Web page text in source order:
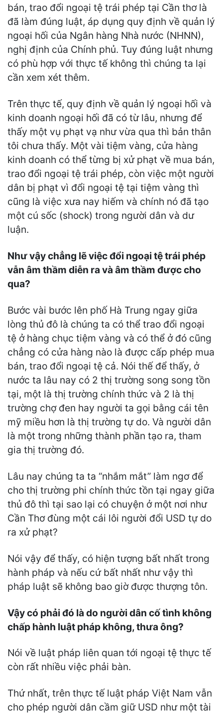
bán, trao đổi ngoại tệ trái phép tại Cần thơ là
đã làm đúng luật, áp dụng quy định về quản lý
ngoại hối của Ngân hàng Nhà nước (NHNN),
nghị định của Chính phủ. Tuy đúng luật nhưng
có phù hợp với thực tế không thì chúng ta lại
cần xem xét thêm.
Trên thực tế, quy định về quản lý ngoại hối và
kinh doanh ngoại hối đã có từ lâu, nhưng để
thấy một vụ phạt vạ như vừa qua thì bản thân
tôi chưa thấy. Một vài tiệm vàng, cửa hàng
kinh doanh có thể từng bị xử phạt về mua bán,
trao đổi ngoại tệ trái phép, còn việc một người
dân bị phạt vì đổi ngoại tệ tại tiệm vàng thì
cũng là việc xưa nay hiếm và chính nó đã tạo
một cú sốc (shock) trong người dân và dư
luận.
Như vậy chẳng lẽ việc đổi ngoại tệ trái phép
vẫn âm thầm diễn ra và âm thầm được cho
qua?
Bước vài bước lên phố Hà Trung ngay giữa
lòng thủ đô là chúng ta có thể trao đổi ngoại
tệ ở hàng chục tiệm vàng và có thể ở đó cũng
chẳng có cửa hàng nào là được cấp phép mua
bán, trao đổi ngoại tệ cả. Nói thế để thấy, ở
nước ta lâu nay có 2 thị trường song song tồn
tại, một là thị trường chính thức và 2 là thị
trường chợ đen hay người ta gọi bằng cái tên
mỹ miều hơn là thị trường tự do. Và người dân
là một trong những thành phần tạo ra, tham
gia thị trường đó.
Lâu nay chúng ta ta “nhắm mắt” làm ngơ để
cho thị trường phi chính thức tồn tại ngay giữa
thủ đô thì tại sao lại có chuyện ở một nơi như
Cần Thơ đùng một cái lôi người đổi USD tự do
ra xử phạt?
Nói vậy để thấy, có hiện tượng bất nhất trong
hành pháp và nếu cứ bất nhất như vậy thì
pháp luật sẽ không bao giờ được thượng tôn.
Vậy có phải đó là do người dân cố tình không
chấp hành luật pháp không, thưa ông?
Nói về luật pháp liên quan tới ngoại tệ thực tế
còn rất nhiều việc phải bàn.
Thứ nhất, trên thực tế luật pháp Việt Nam vẫn
cho phép người dân cầm giữ USD như một tài